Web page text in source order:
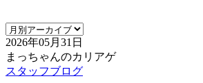
2026年05月31日
まっちゃんのカリアゲ
スタッフブログ